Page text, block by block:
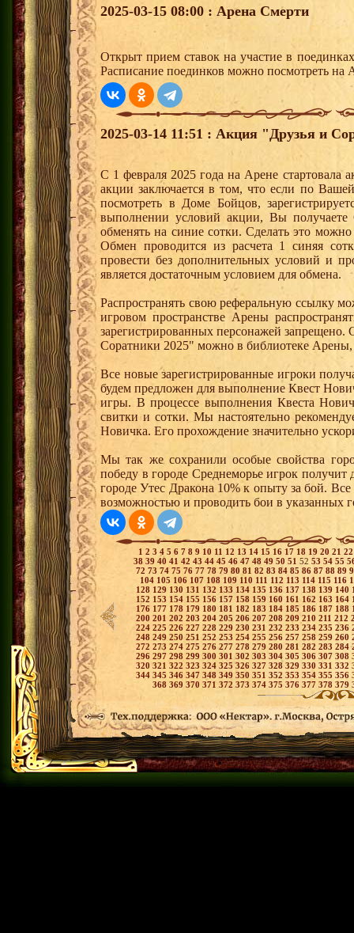
2025-03-15 08:00 : Арена Смерти
Открыт прием ставок на участие в
Расписание поединков можно посмотреть на
2025-03-14 11:51 : Акция "Друзья и
С 1 февраля 2025 года на Арене стартовала
акции заключается в том, что если по
посмотреть в Доме Бойцов,
выполнении условий акции, Вы
обменять на синие сотки. Сделать это
Обмен проводится из расчета 1 синяя
провести без дополнительных условий и
является достаточным условием для обмена.
Распространять свою реферальную ссылку
игровом пространстве Арены
зарегистрированных персонажей
Соратники 2025" можно в библиотеке Арены,
Все новые зарегистрированные игроки
будем предложен для выполнение Квест
игры. В процессе выполнения Квеста
свитки и сотки. Мы настоятельно
Новичка. Его прохождение значительно
Мы так же сохранили особые свойства
победу в городе Среднеморье игрок
городе Утес Дракона 10% к опыту за бой.
возможностью и проводить бои в указанных
1 2 3 4 5 6 7 8 9 10 11 12 13 14 15 16 17 18 19 20 21
38 39 40 41 42 43 44 45 46 47 48 49 50 51 52 53 54 55
72 73 74 75 76 77 78 79 80 81 82 83 84 85 86 87 88 89
104 105 106 107 108 109 110 111 112 113 114 115 116
128 129 130 131 132 133 134 135 136 137 138 139 140
152 153 154 155 156 157 158 159 160 161 162 163 164
176 177 178 179 180 181 182 183 184 185 186 187 188
200 201 202 203 204 205 206 207 208 209 210 211 212
224 225 226 227 228 229 230 231 232 233 234 235 236
248 249 250 251 252 253 254 255 256 257 258 259 260
272 273 274 275 276 277 278 279 280 281 282 283 284
296 297 298 299 300 301 302 303 304 305 306 307 308
320 321 322 323 324 325326 327 328 329 330 331 332
344 345 346 347 348 349 350 351 352 353 354 355 356
368 369 370 371 372 373 374 375 376 377 378 379